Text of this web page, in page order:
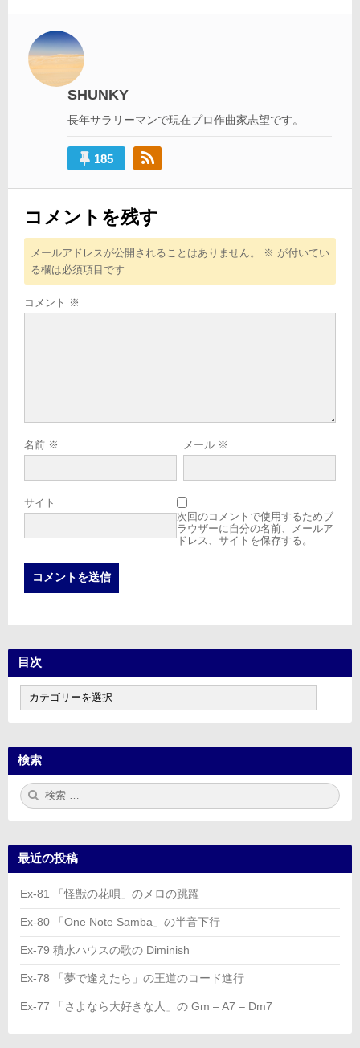
ビ
ゲ
ー
シ
SHUNKY
長年サラリーマンで現在プロ作曲家志望です。
185
コメントを残す
メールアドレスが公開されることはありません。 ※ が付いてい
る欄は必須項目です
コメント ※
名前 ※ メール ※
サイト
次回のコメントで使用するためブ
ラウザーに自分の名前、メールア
ドレス、サイトを保存する。
目次
次
検索
検
索:
最近の投稿
Ex-81 「怪獣の花唄」のメロの跳躍
Ex-80 「One Note Samba」の半音下行
Ex-79 積水ハウスの歌の Diminish
Ex-78 「夢で逢えたら」の王道のコード進行
Ex-77 「さよなら大好きな人」の Gm – A7 – Dm7